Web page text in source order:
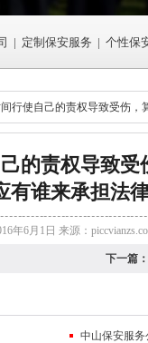
| 定制保安服务 | 个性保
行使自己的责权导致受伤
的责权导致
有谁来承担法
年6月1日 来源：
下一篇：
中山保安服